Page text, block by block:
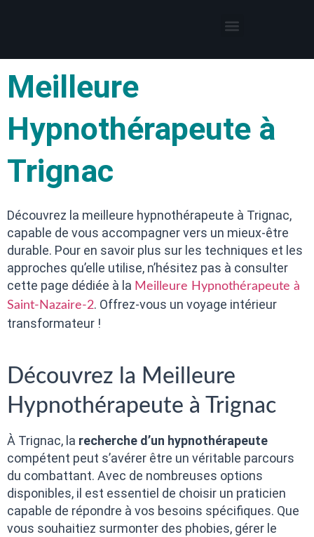
Meilleure
Hypnothérapeute à
Trignac
Découvrez la meilleure hypnothérapeute à Trignac,
capable de vous accompagner vers un mieux-être
durable. Pour en savoir plus sur les techniques et les
approches qu’elle utilise, n’hésitez pas à consulter
cette page dédiée à la Meilleure Hypnothérapeute à
Saint-Nazaire-2. Offrez-vous un voyage intérieur
transformateur !
Découvrez la Meilleure
Hypnothérapeute à Trignac
À Trignac, la recherche d’un hypnothérapeute
compétent peut s’avérer être un véritable parcours
du combattant. Avec de nombreuses options
disponibles, il est essentiel de choisir un praticien
capable de répondre à vos besoins spécifiques. Que
vous souhaitiez surmonter des phobies, gérer le